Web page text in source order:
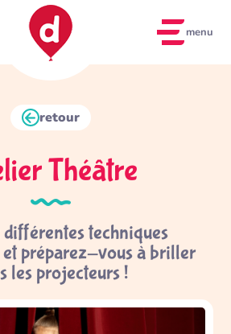
menu
retour
Théâtre
techniques
et préparez-vous à briller
les projecteurs !